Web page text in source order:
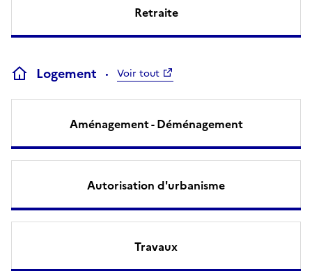
Retraite
Logement Voir tout
Aménagement - Déménagement
Autorisation d'urbanisme
Travaux